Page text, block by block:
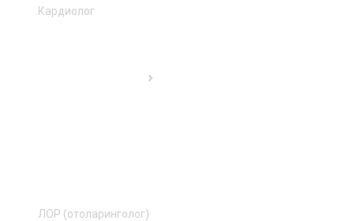
Кардиолог
ЛОР (отоларинголог)